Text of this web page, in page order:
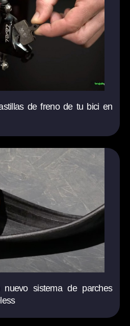
de freno de tu bici en
nuevo sistema de parches